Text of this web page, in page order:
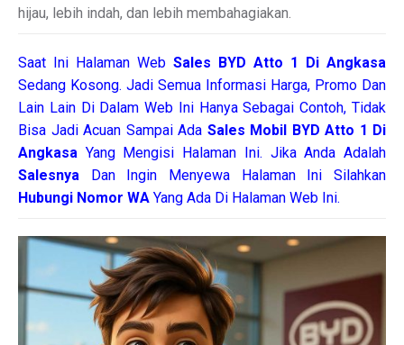
hijau, lebih indah, dan lebih membahagiakan.
Saat Ini Halaman Web Sales BYD Atto 1 Di Angkasa
Sedang Kosong. Jadi Semua Informasi Harga, Promo Dan
Lain Lain Di Dalam Web Ini Hanya Sebagai Contoh, Tidak
Bisa Jadi Acuan Sampai Ada Sales Mobil BYD Atto 1 Di
Angkasa Yang Mengisi Halaman Ini. Jika Anda Adalah
Salesnya Dan Ingin Menyewa Halaman Ini Silahkan
Hubungi Nomor WA Yang Ada Di Halaman Web Ini.